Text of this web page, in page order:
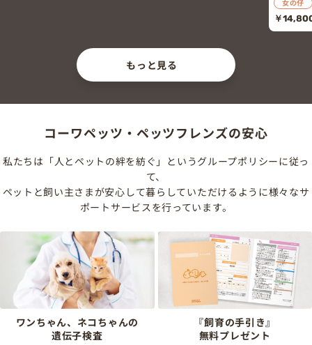
￥14,800 (税込￥
もっと見る
コーワペッツ・ペッツフレンズの安心
私たちは「人とペットの絆を紡ぐ」というグループポリシーに従っ
て、
ペットと飼い主さまが安心して暮らしていただけるように様々なサ
ポートサービスを行っています。
ワンちゃん、ネコちゃんの
遺伝子検査
『飼育の手引き』
無料プレゼント